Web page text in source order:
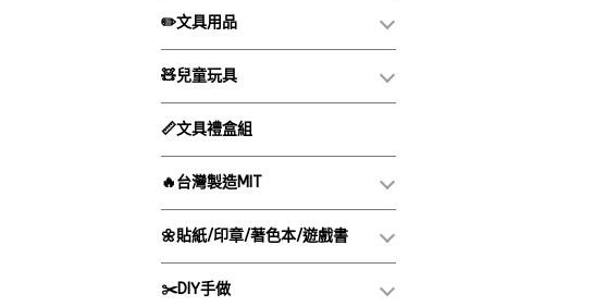
✏️文具用品
🧸兒童玩具
📏文具禮盒組
🔥台灣製造MIT
🌼貼紙/印章/著色本/遊戲書
✂️DIY手做